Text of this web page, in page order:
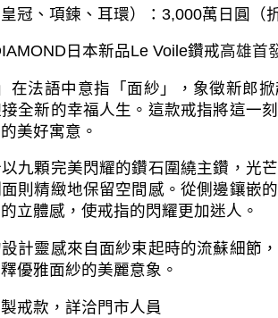
冠、項鍊、耳環）： 3,000萬日圓（
日本新品Le Voile鑽戒高雄首
在法語中意指「面紗」，象徵新郎
全新的幸福人生。這款戒指將這一
美好寓意。
九顆完美閃耀的鑽石圍繞主鑽，光
則精緻地保留空間感。從側邊鑲嵌
立體感，使戒指的閃耀更加迷人。
計靈感來自面紗束起時的流蘇細節
優雅面紗的美麗意象。
戒款，詳洽門市人員